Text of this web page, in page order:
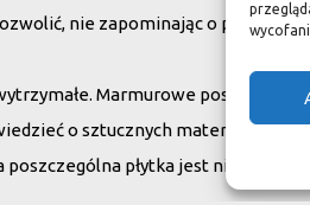
nie zapominając o
Marmurowe posadzki w
o sztucznych materiałach, ich
płytka jest